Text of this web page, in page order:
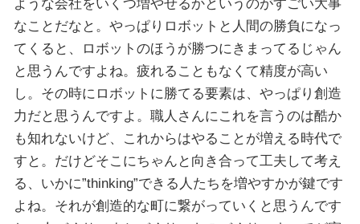
なことだなと。やっぱりロボットと人間の勝負になっ
てくると、ロボットのほうが勝つにきまってるじゃん
と思うんですよね。疲れることもなくて精度が高い
し。その時にロボットに勝てる要素は、やっぱり創造
力だと思うんですよ。職人さんにこれを言うのは酷か
も知れないけど、これからはやることが増える時代で
すと。だけどそこにちゃんと向き合って工夫して考え
る、いかに”thinking”できる人たちを増やすかが鍵です
よね。それが創造的な町に繋がっていくと思うんです